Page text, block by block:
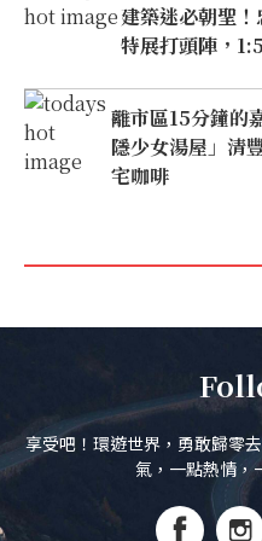
建築迷必朝聖
特展打頭陣，
離市區15分鐘的
隱少女湯屋」清
宅咖啡
享受吧！環遊世界，勇敢歸零
氣，一點熱情，